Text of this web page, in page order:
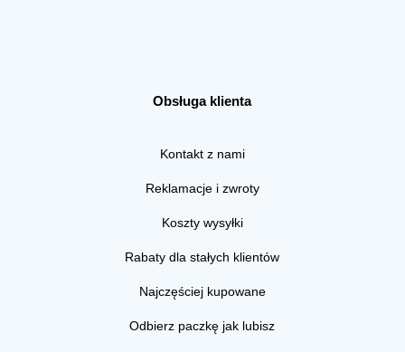
Obsługa klienta
Kontakt z nami
Reklamacje i zwroty
Koszty wysyłki
Rabaty dla stałych klientów
Najczęściej kupowane
Odbierz paczkę jak lubisz